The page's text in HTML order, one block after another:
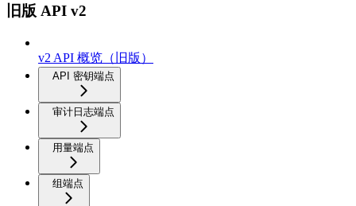
旧版 API v2
v2 API 概览（旧版）
API 密钥端点
审计日志端点
用量端点
组端点